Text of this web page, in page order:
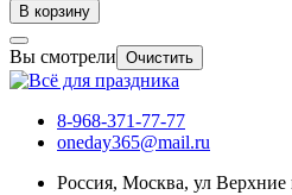
В корзину
Вы смотрели Очистить
8-968-371-77-77
oneday365@mail.ru
Россия, Москва, ул Верхние